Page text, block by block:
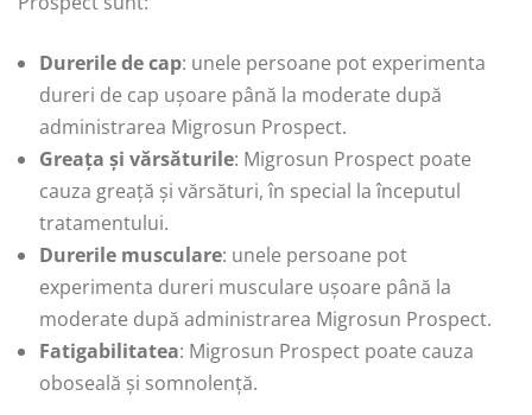
Durerile de cap: unele persoane pot experimenta
dureri de cap ușoare până la moderate după
administrarea Migrosun Prospect.
Greața și vărsăturile: Migrosun Prospect poate
cauza greață și vărsături, în special la începutul
tratamentului.
Durerile musculare: unele persoane pot
experimenta dureri musculare ușoare până la
moderate după administrarea Migrosun Prospect.
Fatigabilitatea: Migrosun Prospect poate cauza
oboseală și somnolență.